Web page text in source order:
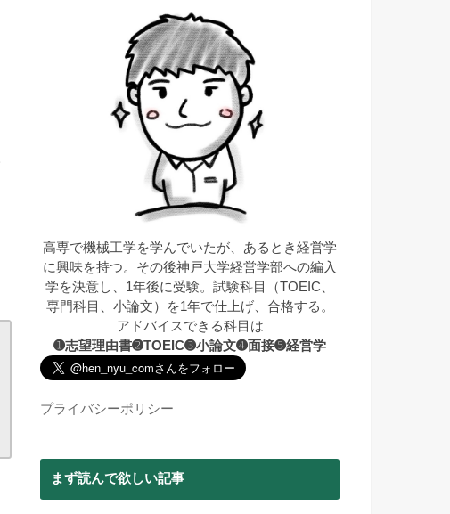
高専で機械工学を学んでいたが、あるとき経営学
に興味を持つ。その後神戸大学経営学部への編入
学を決意し、1年後に受験。試験科目（TOEIC、
専門科目、小論文）を1年で仕上げ、合格する。
アドバイスできる科目は
➊志望理由書➋TOEIC➌小論文➍面接➎経営学
プライバシーポリシー
まず読んで欲しい記事